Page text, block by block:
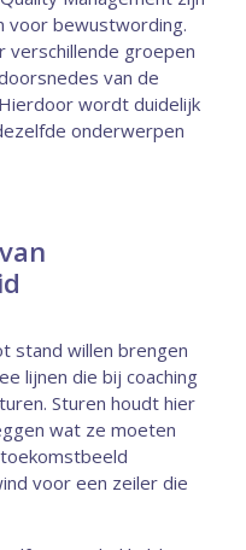
voor bewustwording.
verschillende groepen
van de
wordt duidelijk
onderwerpen
stand willen brengen
lijnen die bij coaching
Sturen houdt hier
wat ze moeten
voor een zeiler die